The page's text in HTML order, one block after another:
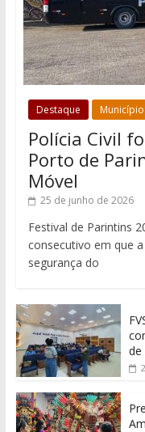
Destaque Município
Polícia Civil
Porto de
Móvel
25 de junho de 2026
Festival de Parintins
consecutivo em que
segurança do
de